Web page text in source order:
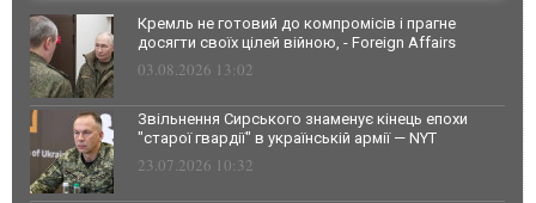
Кремль не готовий до компромісів і прагне
досягти своїх цілей війною, - Foreign Affairs
03.08.2026 13:02
Звільнення Сирського знаменує кінець епохи
"старої гвардії" в українській армії — NYT
23.07.2026 10:32